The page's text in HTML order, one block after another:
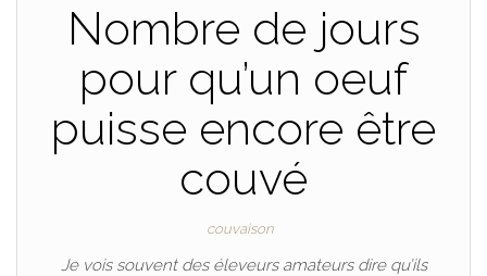
Nombre de jours
pour qu’un oeuf
puisse encore être
couvé
couvaison
Je vois souvent des éleveurs amateurs dire qu’ils